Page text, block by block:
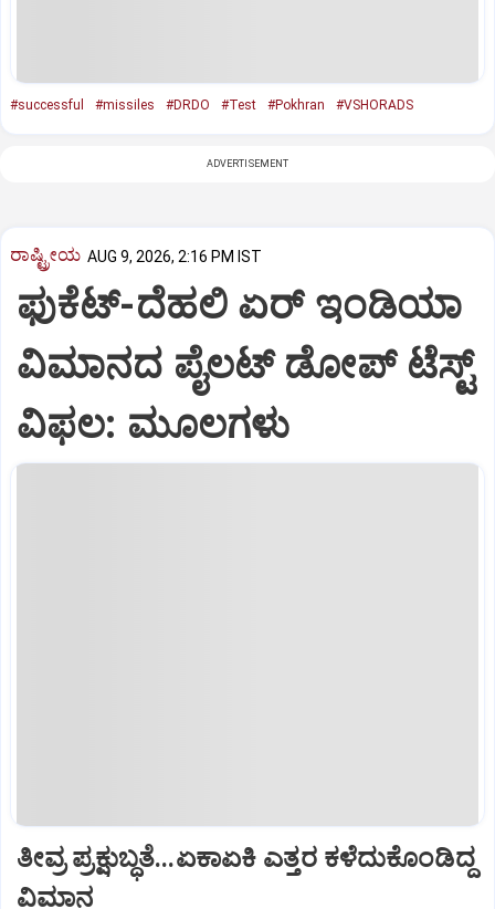
#successful #missiles #DRDO #Test #Pokhran #VSHORADS
ADVERTISEMENT
ರಾಷ್ಟ್ರೀಯ AUG 9, 2026, 2:16 PM IST
ಫುಕೆಟ್‌-ದೆಹಲಿ ಏರ್‌ ಇಂಡಿಯಾ
ವಿಮಾನದ ಪೈಲಟ್‌ ಡೋಪ್‌ ಟೆಸ್ಟ್‌
ವಿಫಲ: ಮೂಲಗಳು
ತೀವ್ರ ಪ್ರಕ್ಷುಬ್ಧತೆ...ಏಕಾಏಕಿ ಎತ್ತರ ಕಳೆದುಕೊಂಡಿದ್ದ
ವಿಮಾನ